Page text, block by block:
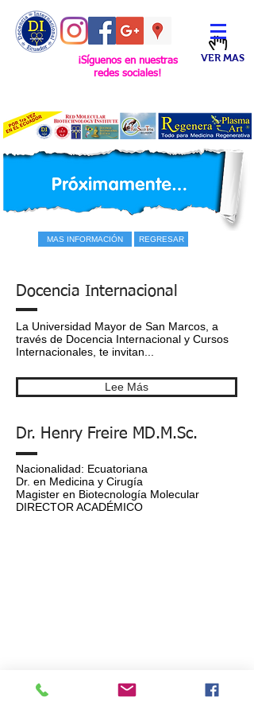
¡Síguenos en nuestras
redes sociales!
VER MAS
MAS INFORMACIÓN REGRESAR
Docencia Internacional
La Universidad Mayor de San Marcos, a
través de Docencia Internacional y Cursos
Internacionales, te invitan...
Lee Más
Dr. Henry Freire MD.M.Sc.
Nacionalidad: Ecuatoriana
Dr. en Medicina y Cirugía
Magister en Biotecnología Molecular
DIRECTOR ACADÉMICO
Universidad Nacional Mayor de
San Marcos